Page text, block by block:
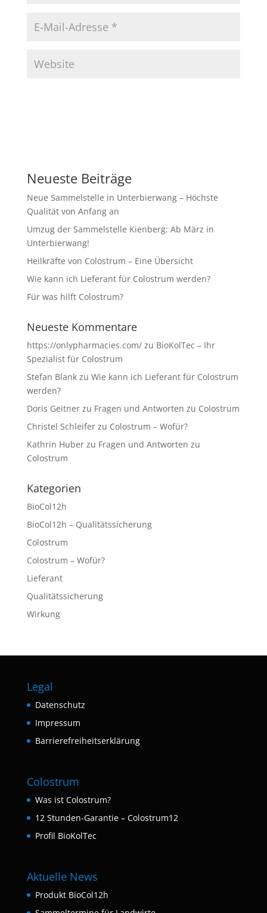
Neueste Beiträge
Neue Sammelstelle in Unterbierwang – Höchste
Qualität von Anfang an
Umzug der Sammelstelle Kienberg: Ab März in
Unterbierwang!
Heilkräfte von Colostrum – Eine Übersicht
Wie kann ich Lieferant für Colostrum werden?
Für was hilft Colostrum?
Neueste Kommentare
https://onlypharmacies.com/zu BioKolTec – Ihr
Spezialist für Colostrum
Stefan Blankzu Wie kann ich Lieferant für Colostrum
werden?
Doris Geitnerzu Fragen und Antworten zu Colostrum
Christel Schleiferzu Colostrum – Wofür?
Kathrin Huberzu Fragen und Antworten zu
Colostrum
Kategorien
BioCol12h
BioCol12h – Qualitätssicherung
Colostrum
Colostrum – Wofür?
Lieferant
Qualitätssicherung
Wirkung
Legal
Datenschutz
Impressum
Barrierefreiheitserklärung
Colostrum
Was ist Colostrum?
12 Stunden-Garantie – Colostrum12
Profil BioKolTec
Aktuelle News
Produkt BioCol12h